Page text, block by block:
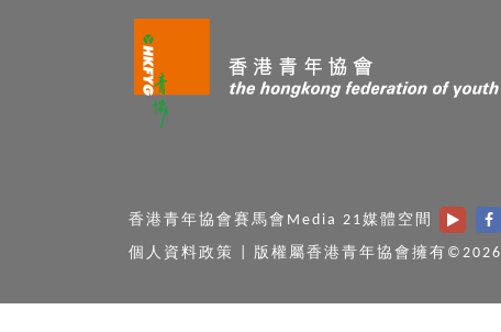
香港青年協會賽馬會Media 21媒體空間
個人資料政策
版權屬香港青年協會擁有©2026